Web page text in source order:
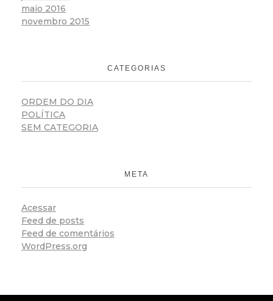
maio 2016
novembro 2015
CATEGORIAS
ORDEM DO DIA
POLÍTICA
SEM CATEGORIA
META
Acessar
Feed de posts
Feed de comentários
WordPress.org